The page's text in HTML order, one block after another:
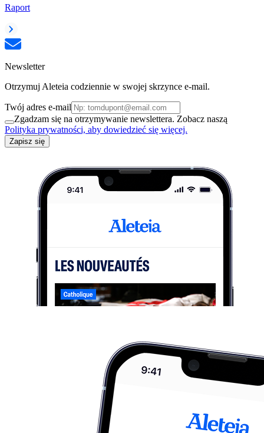
Raport
Newsletter
Otrzymuj Aleteia codziennie w swojej skrzynce e-mail.
Twój adres e-mail
Zgadzam się na otrzymywanie newslettera. Zobacz naszą
Polityka prywatności, aby dowiedzieć się więcej.
Zapisz się